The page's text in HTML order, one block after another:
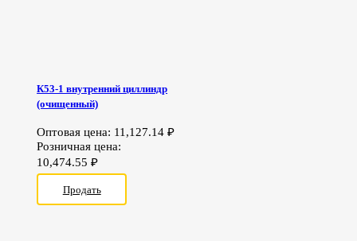
К53-1 внутренний циллиндр
(очищенный)
Оптовая цена: 11,127.14₽
Розничная цена:
10,474.55₽
Продать